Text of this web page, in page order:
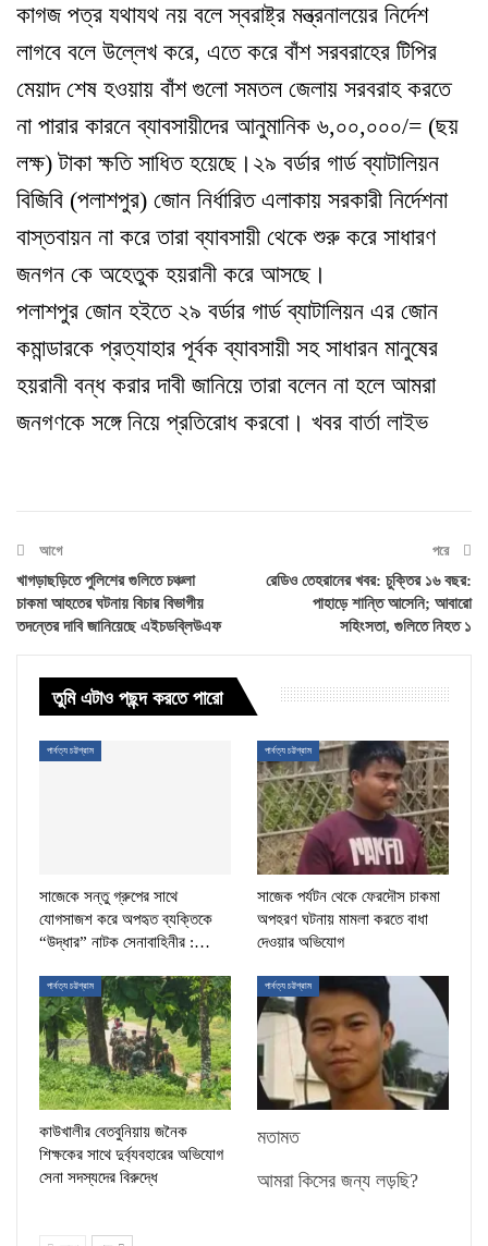
কাগজ পত্র যথাযথ নয় বলে স্বরাষ্ট্র মন্ত্রনালয়ের নির্দেশ
লাগবে বলে উল্লেখ করে, এতে করে বাঁশ সরবরাহের টিপির
মেয়াদ শেষ হওয়ায় বাঁশ গুলো সমতল জেলায় সরবরাহ করতে
না পারার কারনে ব্যাবসায়ীদের আনুমানিক ৬,০০,০০০/= (ছয়
লক্ষ) টাকা ক্ষতি সাধিত হয়েছে। ২৯ বর্ডার গার্ড ব্যাটালিয়ন
বিজিবি (পলাশপুর) জোন নির্ধারিত এলাকায় সরকারী নির্দেশনা
বাস্তবায়ন না করে তারা ব্যাবসায়ী থেকে শুরু করে সাধারণ
জনগন কে অহেতুক হয়রানী করে আসছে।
পলাশপুর জোন হইতে ২৯ বর্ডার গার্ড ব্যাটালিয়ন এর জোন
কমান্ডারকে প্রত্যাহার পূর্বক ব্যাবসায়ী সহ সাধারন মানুষের
হয়রানী বন্ধ করার দাবী জানিয়ে তারা বলেন না হলে আমরা
জনগণকে সঙ্গে নিয়ে প্রতিরোধ করবো। খবর বার্তা লাইভ
আগে
খাগড়াছড়িতে পুলিশের গুলিতে চঞ্চলা
চাকমা আহতের ঘটনায় বিচার বিভাগীয়
তদন্তের দাবি জানিয়েছে এইচডব্লিউএফ
পরে
রেডিও তেহরানের খবর: চুক্তির ১৬ বছর:
পাহাড়ে শান্তি আসেনি; আবারো
সহিংসতা, গুলিতে নিহত ১
তুমি এটাও পছন্দ করতে পারো
পার্বত্য চট্টগ্রাম
সাজেকে সন্তু গ্রুপের সাথে
যোগসাজশ করে অপহৃত ব্যক্তিকে
“উদ্ধার” নাটক সেনাবাহিনীর :…
পার্বত্য চট্টগ্রাম
সাজেক পর্যটন থেকে ফেরদৌস চাকমা
অপহরণ ঘটনায় মামলা করতে বাধা
দেওয়ার অভিযোগ
পার্বত্য চট্টগ্রাম
কাউখালীর বেতবুনিয়ায় জনৈক
শিক্ষকের সাথে দুর্ব্যবহারের অভিযোগ
সেনা সদস্যদের বিরুদ্ধে
পার্বত্য চট্টগ্রাম
মতামত
আমরা কিসের জন্য লড়ছি?